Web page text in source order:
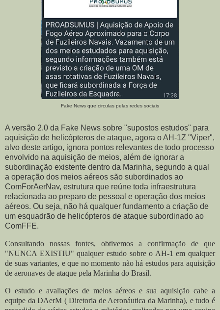
Fake News que circulas pelas redes sociais
A versão 2.0 da Fake News sobre "supostos estudos" para
aquisição de helicópteros de ataque, agora o AH-1Z "Viper",
alvo deste artigo, ignora pontos relevantes de todo processo
envolvido na aquisição de meios, além de ignorar a
subordinação existente dentro da Marinha, segundo a qual
a operação dos meios aéreos são subordinados ao
ComForAerNav, estrutura que reúne toda infraestrutura
relacionada ao preparo de pessoal e operação dos meios
aéreos. Ou seja, não há qualquer fundamento a criação de
um esquadrão de helicópteros de ataque subordinado ao
ComFFE.
Consultando nossas fontes, obtivemos a confirmação de que
"NUNCA EXISTIU" qualquer estudo sobre o AH-1 em qualquer
de suas variantes, e que no momento não há estudos para aquisição
de aeronaves de ataque pela Marinha do Brasil.
O estudo e avaliações de meios aéreos e sua aquisição cabe a
equipe da DAerM ( Diretoria de Aeronáutica da Marinha), e tudo é